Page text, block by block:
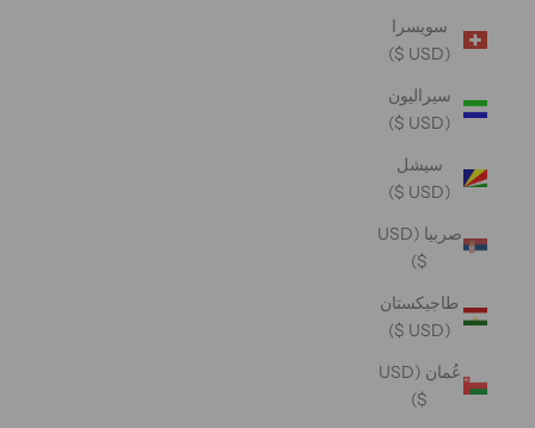
سويسرا
(USD $)
سيراليون
(USD $)
سيشل
(USD $)
صربيا (USD
$)
طاجيكستان
(USD $)
عُمان (USD
$)